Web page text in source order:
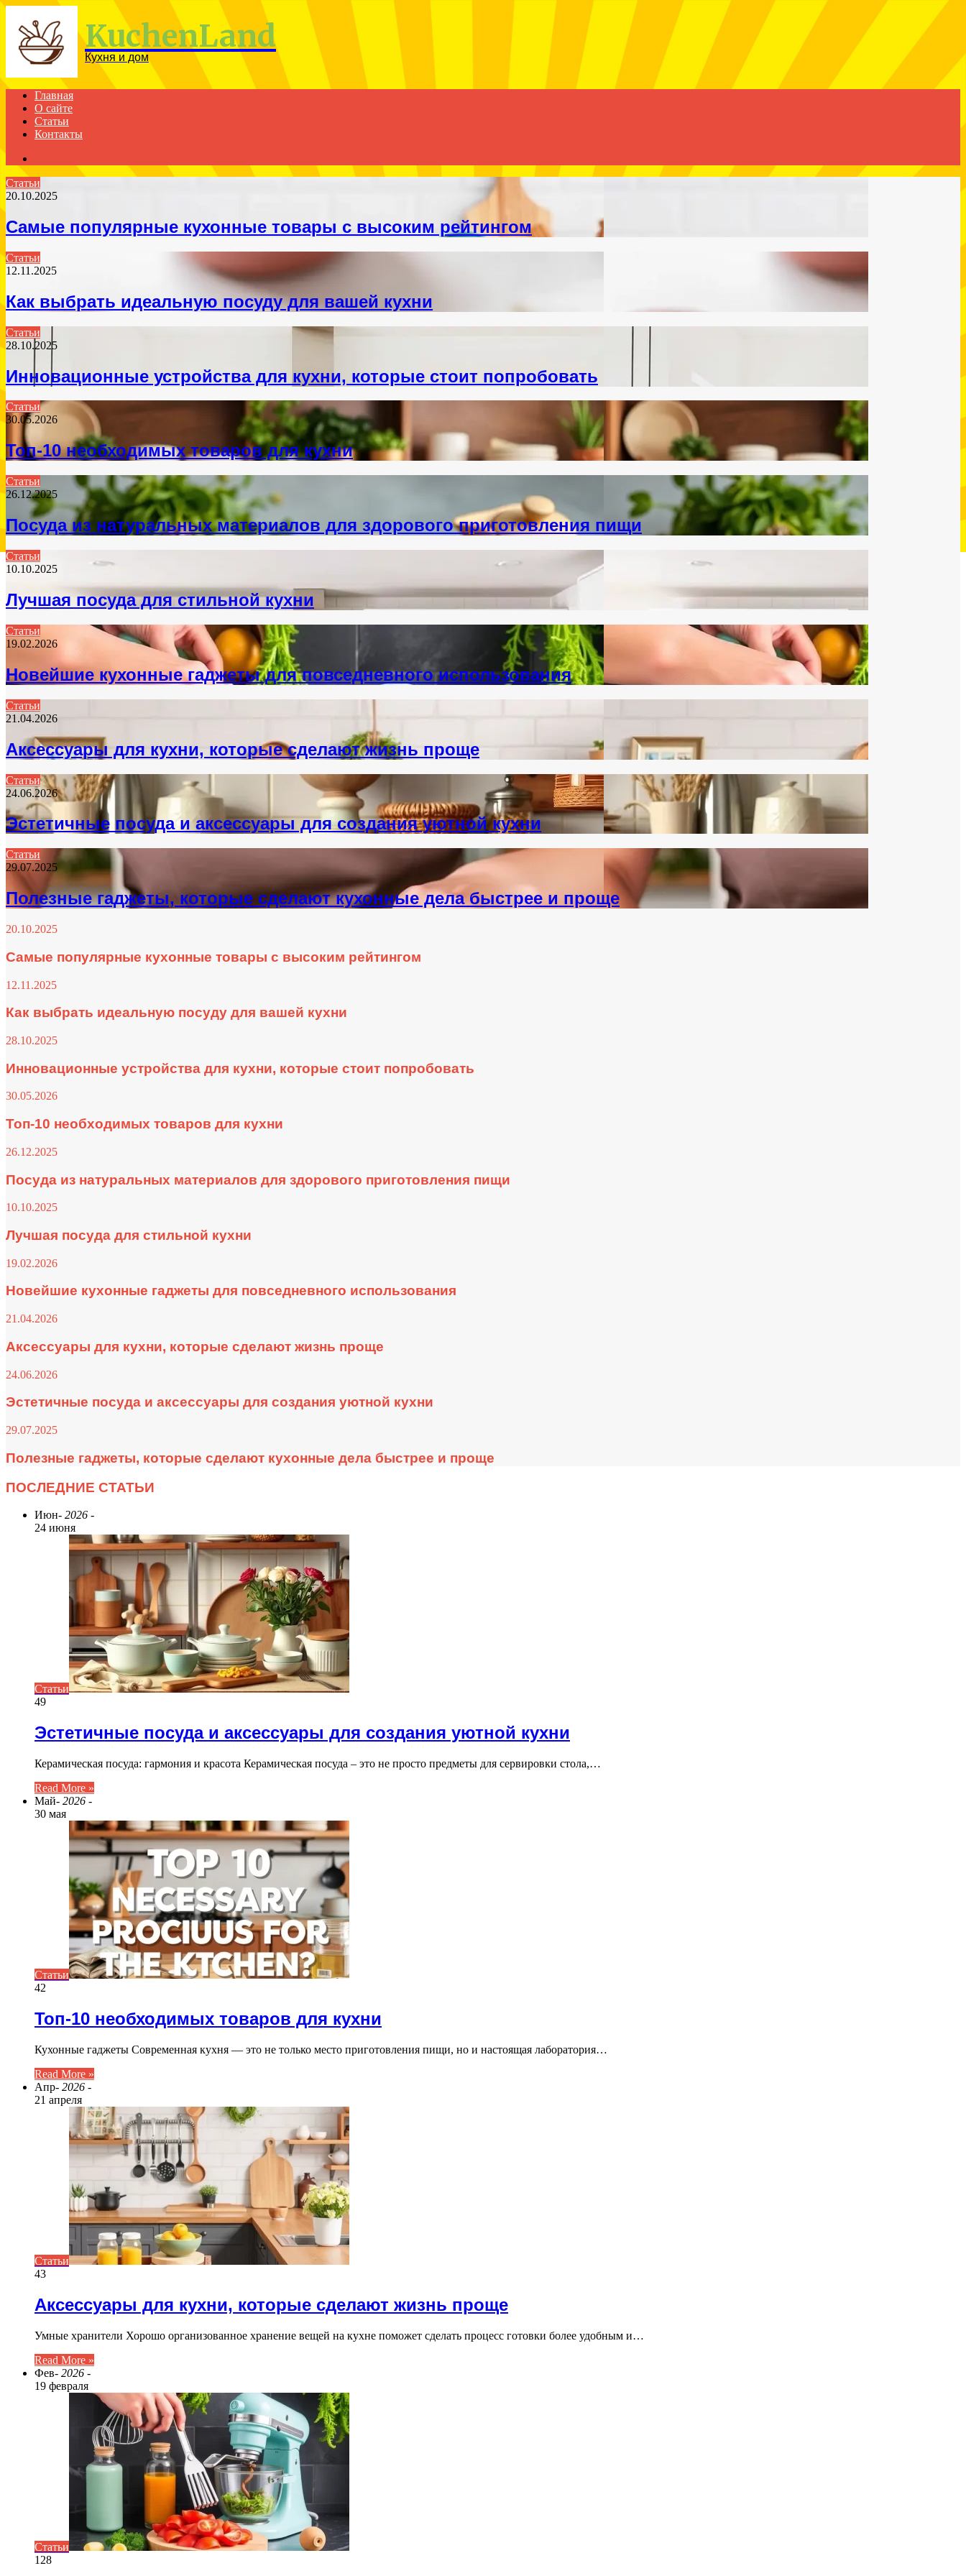
Menu
KuchenLand
Кухня и дом
Главная
О сайте
Статьи
Контакты
Статьи
20.10.2025
Самые популярные кухонные товары с высоким рейтингом
Статьи
12.11.2025
Как выбрать идеальную посуду для вашей кухни
Статьи
28.10.2025
Инновационные устройства для кухни, которые стоит попробовать
Статьи
30.05.2026
Топ-10 необходимых товаров для кухни
Статьи
26.12.2025
Посуда из натуральных материалов для здорового приготовления пищи
Статьи
10.10.2025
Лучшая посуда для стильной кухни
Статьи
19.02.2026
Новейшие кухонные гаджеты для повседневного использования
Статьи
21.04.2026
Аксессуары для кухни, которые сделают жизнь проще
Статьи
24.06.2026
Эстетичные посуда и аксессуары для создания уютной кухни
Статьи
29.07.2025
Полезные гаджеты, которые сделают кухонные дела быстрее и проще
20.10.2025
Самые популярные кухонные товары с высоким рейтингом
12.11.2025
Как выбрать идеальную посуду для вашей кухни
28.10.2025
Инновационные устройства для кухни, которые стоит попробовать
30.05.2026
Топ-10 необходимых товаров для кухни
26.12.2025
Посуда из натуральных материалов для здорового приготовления пищи
10.10.2025
Лучшая посуда для стильной кухни
19.02.2026
Новейшие кухонные гаджеты для повседневного использования
21.04.2026
Аксессуары для кухни, которые сделают жизнь проще
24.06.2026
Эстетичные посуда и аксессуары для создания уютной кухни
29.07.2025
Полезные гаджеты, которые сделают кухонные дела быстрее и проще
ПОСЛЕДНИЕ СТАТЬИ
Июн- 2026 -
24 июня
Статьи
49
Эстетичные посуда и аксессуары для создания уютной кухни
Керамическая посуда: гармония и красота Керамическая посуда – это не просто предметы для сервировки стола,…
Read More »
Май- 2026 -
30 мая
Статьи
42
Топ-10 необходимых товаров для кухни
Кухонные гаджеты Современная кухня — это не только место приготовления пищи, но и настоящая лаборатория…
Read More »
Апр- 2026 -
21 апреля
Статьи
43
Аксессуары для кухни, которые сделают жизнь проще
Умные хранители Хорошо организованное хранение вещей на кухне поможет сделать процесс готовки более удобным и…
Read More »
Фев- 2026 -
19 февраля
Статьи
128